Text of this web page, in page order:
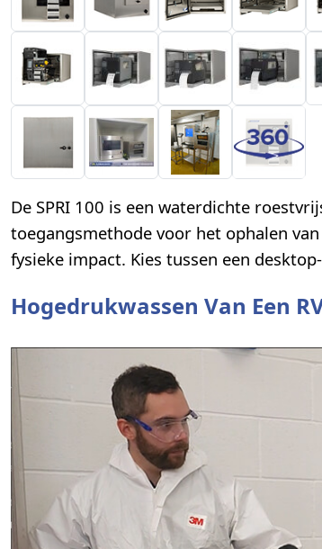
De SPRI 100 is een waterdichte
toegangsmethode voor het ophalen
fysieke impact. Kies tussen een
Hogedrukwassen Van Een